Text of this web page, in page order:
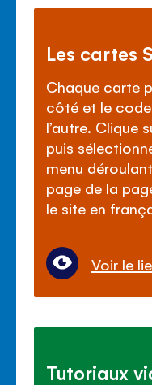
Les cartes
Chaque carte
côté et le
l’autre. Clique
puis
menu
page de la
le site en
Voir le
Tutoriaux